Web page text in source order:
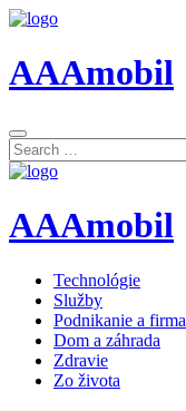
AAAmobil
Search
for:
AAAmobil
Technológie
Služby
Podnikanie a firma
Dom a záhrada
Zdravie
Zo života